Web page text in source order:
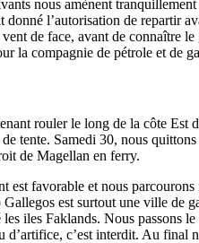
nous amènent
donné l’autorisation de repartir
de face, avant de connaître
la compagnie de pétrole et de
rouler le long de la côte Est
tente. Samedi 30, nous
de Magellan en ferry.
est favorable et nous
est surtout une ville de
les iles Faklands. Nous passons
d’artifice, c’est interdit. Au final